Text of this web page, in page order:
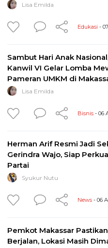
Lisa Emilda
Edukasi -
Sambut Hari Anak
Kanwil VI Gelar Lomba
Pameran UMKM di
Lisa Emilda
Bisnis - 06
Herman Arif Resmi Jadi
Gerindra Wajo, Siap
Partai
Syukur Nutu
News - 06
Pemkot Makassar
Berjalan, Lokasi Masih